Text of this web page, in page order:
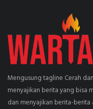
Mengusung tagline Cerah
menyajikan berita yang bisa
dan menyajikan berita-berita